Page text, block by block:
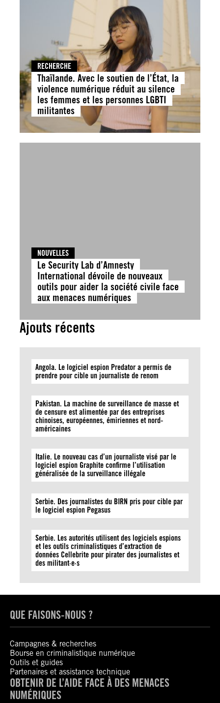
RECHERCHE
Thaïlande. Avec le soutien de l’État, la
violence numérique réduit au silence
les femmes et les personnes LGBTI
militantes
NOUVELLES
Le Security Lab d’Amnesty
International dévoile de nouveaux
outils pour aider la société civile face
aux menaces numériques
Ajouts récents
Angola. Le logiciel espion Predator a permis de
prendre pour cible un journaliste de renom
Pakistan. La machine de surveillance de masse et
de censure est alimentée par des entreprises
chinoises, européennes, émiriennes et nord-
américaines
Italie. Le nouveau cas d’un journaliste visé par le
logiciel espion Graphite confirme l’utilisation
généralisée de la surveillance illégale
Serbie. Des journalistes du BIRN pris pour cible par
le logiciel espion Pegasus
Serbie. Les autorités utilisent des logiciels espions
et les outils criminalistiques d’extraction de
données Cellebrite pour pirater des journalistes et
des militant·e·s
QUE FAISONS-NOUS ?
Campagnes & recherches
Bourse en criminalistique numérique
Outils et guides
Partenaires et assistance technique
OBTENIR DE L’AIDE FACE À DES MENACES
NUMÉRIQUES